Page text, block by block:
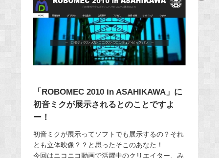
k
「ROBOMEC 2010 in ASAHIKAWA」に
初音ミクが展示されるとのことですよ
ー！
初音ミクが展示ってソフトでも展示するの？それ
とも立体映像？？と思ったそこのあなた！
今回はニコニコ動画で活躍中のクリエイター、み